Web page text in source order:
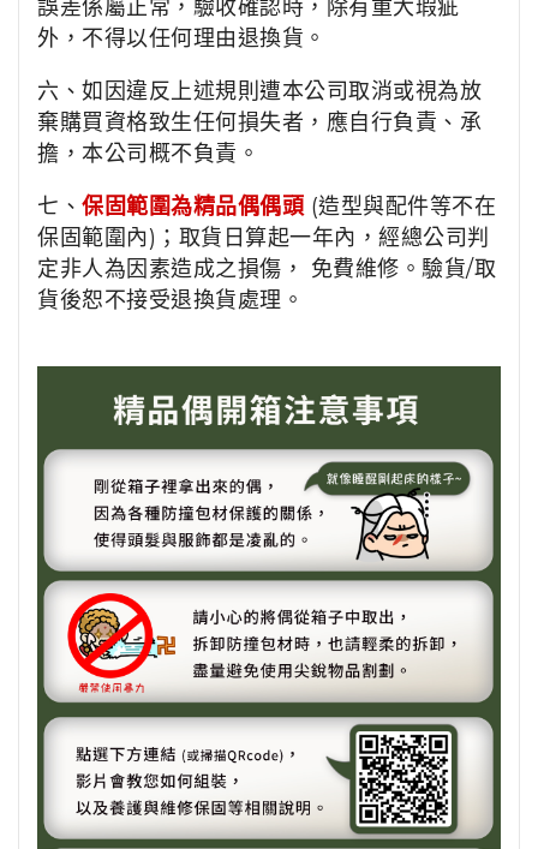
誤差係屬正常，驗收確認時，除有重大瑕疵
外，不得以任何理由退換貨。
六、如因違反上述規則遭本公司取消或視為放
棄購買資格致生任何損失者，應自行負責、承
擔，本公司概不負責。
七、 保固範圍為精品偶偶頭 (造型與配件等不在
保固範圍內)；取貨日算起一年內，經總公司判
定非人為因素造成之損傷， 免費維修。驗貨/取
貨後恕不接受退換貨處理。